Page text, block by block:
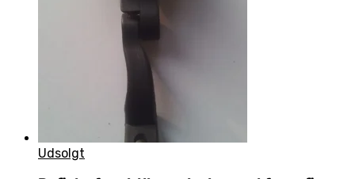
Udsolgt